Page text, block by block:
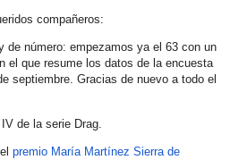
compañeros:
de número: empezamos ya el 63 con un
el que resume los datos de la encuesta
septiembre. Gracias de nuevo a todo el
de la serie Drag.
premio María Martínez Sierra de